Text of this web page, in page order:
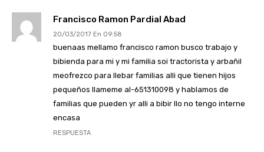
Francisco Ramon Pardial Abad
20/03/2017 En 09:58
buenaas mellamo francisco ramon busco trabajo y
bibienda para mi y mi familia soi tractorista y arbañil
meofrezco para llebar familias alli que tienen hijos
pequeños llameme al-651310098 y hablamos de
familias que pueden yr alli a bibir llo no tengo interne
encasa
RESPUESTA